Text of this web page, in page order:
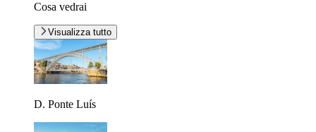
Cosa vedrai
Visualizza tutto
D. Ponte Luís